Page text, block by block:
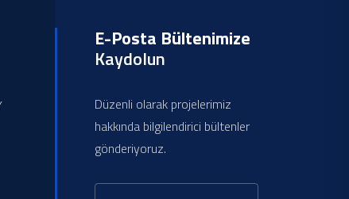
E-Posta Bültenimize
Kaydolun
Düzenli olarak projelerimiz
hakkında bilgilendirici bültenler
gönderiyoruz.